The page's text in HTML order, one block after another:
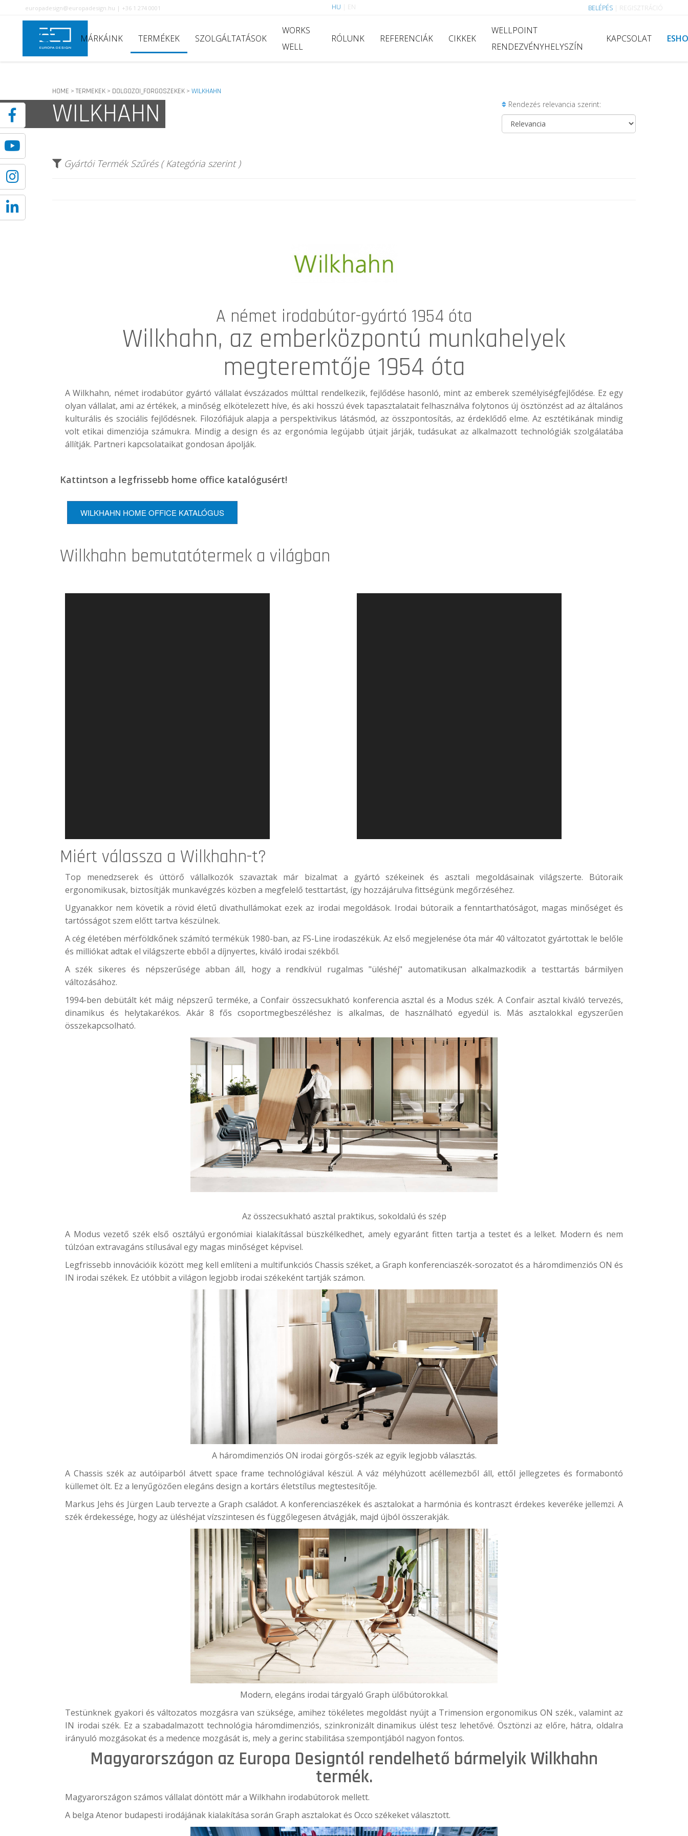
europadesign@europadesign.hu | +36 1 274 0001 HU EN BELÉPÉS REGISZTRÁCIÓ
MÁRKÁINK TERMÉKEK SZOLGÁLTATÁSOK
WORKS
WELL
RÓLUNK REFERENCIÁK CIKKEK
WELLPOINT
RENDEZVÉNYHELYSZÍN
KAPCSOLAT
HOME > TERMEKEK > DOLGOZOI_FORGOSZEKEK > WILKHAHN
WILKHAHN Rendezés relevancia szerint:
Gyártói Termék Szűrés ( Kategória szerint )
A német irodabútor-gyártó 1954 óta
Wilkhahn, az emberközpontú munkahelyek
megteremtője 1954 óta
AWilkhahn, német irodabútor gyártó vállalat évszázados múlttal rendelkezik, fejlődése hasonló, mint az emberek személyiségfejlődése. Ez egy
olyan vállalat, ami az értékek, a minőség elkötelezett híve, és aki hosszú évek tapasztalatait felhasználva folytonos új ösztönzést ad az általános
kulturális és szociális fejlődésnek. Filozófiájuk alapja a perspektivikus látásmód, az összpontosítás, az érdeklődő elme. Az esztétikának mindig
volt etikai dimenziója számukra. Mindig a design és az ergonómia legújabb útjait járják, tudásukat az alkalmazott technológiák szolgálatába
állítják. Partneri kapcsolataikat gondosan ápolják.
Kattintson a legfrissebb home office katalógusért!
WILKHAHN HOME OFFICE KATALÓGUS
Wilkhahn bemutatótermek a világban
Miért válassza a Wilkhahn-t?
Top menedzserek és úttörő vállalkozók szavaztak már bizalmat a gyártó székeinek és asztali megoldásainak világszerte. Bútoraik
ergonomikusak, biztosítják munkavégzés közben a megfelelő testtartást, így hozzájárulva fittségünk megőrzéséhez.
Ugyanakkor nem követik a rövid életű divathullámokat ezek az irodai megoldások. Irodai bútoraik a fenntarthatóságot, magas minőséget és
tartósságot szem előtt tartva készülnek.
A cég életében mérföldkőnek számító termékük 1980-ban, az FS-Line irodaszékük. Az első megjelenése óta már 40 változatot gyártottak le belőle
és milliókat adtak el világszerte ebből a díjnyertes, kiváló irodai székből.
A szék sikeres és népszerűsége abban áll, hogy a rendkívül rugalmas "üléshéj" automatikusan alkalmazkodik a testtartás bármilyen
változásához.
1994-ben debütált két máig népszerű terméke, aConfair összecsukható konferencia asztal és a Modus szék. A Confair asztal kiváló tervezés,
dinamikus és helytakarékos. Akár 8 fős csoportmegbeszéléshez is alkalmas, de használható egyedül is. Más asztalokkal egyszerűen
összekapcsolható.
Az összecsukható asztal praktikus, sokoldalú és szép
A Modus vezető szék első osztályú ergonómiai kialakítással büszkélkedhet, amely egyaránt fitten tartja a testet és a lelket. Modern és nem
túlzóan extravagáns stílusával egy magas minőséget képvisel.
Legfrissebb innovációik között meg kell említeni a multifunkciós Chassis széket, a Graph konferenciaszék-sorozatot és a háromdimenziós ON és
IN irodai székek. Ez utóbbit a világon legjobb irodai székeként tartják számon.
A háromdimenziós ON irodai görgős-szék az egyik legjobb választás.
AChassis szék az autóiparból átvett space frame technológiával készül. A váz mélyhúzott acéllemezből áll, ettől jellegzetes és formabontó
küllemet ölt. Ez a lenyűgözően elegáns design a kortárs életstílus megtestesítője.
Markus Jehs és Jürgen Laub tervezte a Graph családot. A konferenciaszékek és asztalokat a harmónia és kontraszt érdekes keveréke jellemzi. A
szék érdekessége, hogy az üléshéjat vízszintesen és függőlegesen átvágják, majd újból összerakják.
Modern, elegáns irodai tárgyaló Graph ülőbútorokkal.
Testünknek gyakori és változatos mozgásra van szüksége, amihez tökéletes megoldást nyújt a Trimension ergonomikus ON szék., valamint az
IN irodai szék. Ez a szabadalmazott technológia háromdimenziós, szinkronizált dinamikus ülést tesz lehetővé. Ösztönzi az előre, hátra, oldalra
irányuló mozgásokat és a medence mozgását is, mely a gerinc stabilitása szempontjából nagyon fontos.
Magyarországon az Europa Designtól rendelhető bármelyik Wilkhahn
termék.
Magyarországon számos vállalat döntött már a Wilkhahn irodabútorok mellett.
A belga Atenor budapesti irodájának kialakítása során Graph asztalokat és Occo székeket választott.